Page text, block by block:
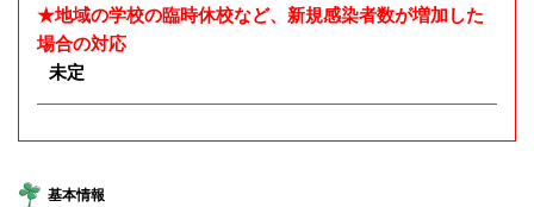
★地域の学校の臨時休校など、新規感染者数が増加した
場合の対応
未定
基本情報